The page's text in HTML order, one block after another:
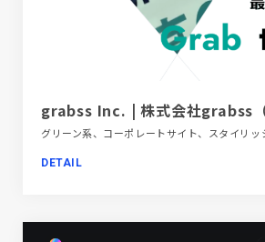
grabss Inc. | 株式会社grabss（
DETAIL